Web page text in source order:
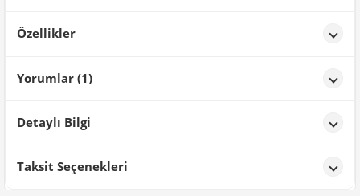
Özellikler
Yorumlar (1)
tam tamına geldi hiçbir eksiği yok helali hoş olsun aydınlatması
mükemmel üç renkli aydınlatmasını yükseltip ve düşürebilirsin
Detaylı Bilgi
Ürün Detayları;
Taksit Seçenekleri